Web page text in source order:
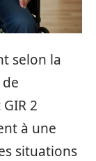
selon la
2
à une
situations